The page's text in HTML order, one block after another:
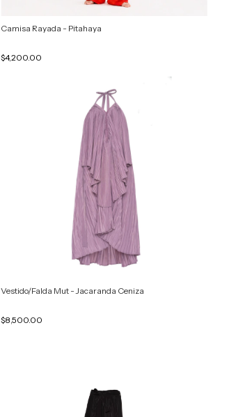
Camisa Rayada - Pitahaya
$4,200.00
Vestido/Falda Mut - Jacaranda Ceniza
$8,500.00